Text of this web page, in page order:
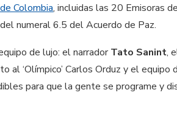
Colombia, incluidas las 20 Emisoras
numeral 6.5 del Acuerdo de Paz.
de lujo: el narradorTato Sanint,
al ‘Olímpico’ Carlos Orduz y el equipo
para que la gente se programe y